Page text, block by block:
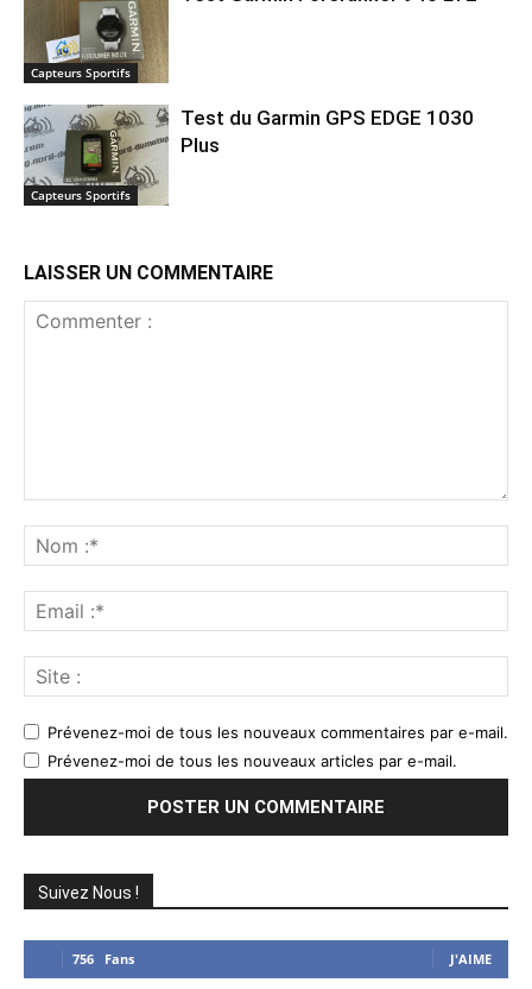
Capteurs Sportifs
Capteurs Sportifs
Test du Garmin GPS EDGE 1030
Plus
LAISSER UN COMMENTAIRE
:*
:*
:
Prévenez-moi de tous les nouveaux commentaires par e-mail.
Prévenez-moi de tous les nouveaux articles par e-mail.
Suivez Nous !
756 Fans J'AIME